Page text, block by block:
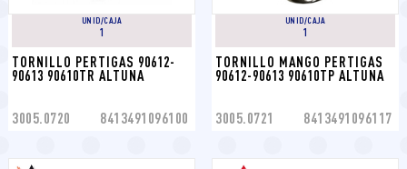
UNID/CAJA
1
TORNILLO PERTIGAS 90612-
90613 90610TR ALTUNA
3005.0720 8413491096100
UNID/CAJA
1
TORNILLO MANGO PERTIGAS
90612-90613 90610TP ALTUNA
3005.0721 8413491096117